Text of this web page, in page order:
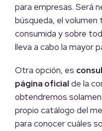
para empresas. Será
búsqueda, el volumen
consumida y sobre
lleva a cabo la mayor
Otra opción, es
página oficial de la
obtendremos
propio catálogo del
para conocer cuáles